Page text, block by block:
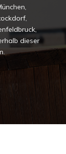
dieser